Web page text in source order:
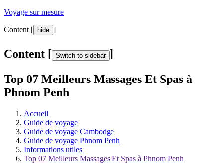
Voyage sur mesure
Content [ hide ]
Content [ Switch to sidebar ]
Top 07 Meilleurs Massages Et Spas à
Phnom Penh
Accueil
Guide de voyage
Guide de voyage Cambodge
Guide de voyage Phnom Penh
Informations utiles
Top 07 Meilleurs Massages Et Spas à Phnom Penh